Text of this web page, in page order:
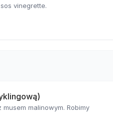
vinegrette.
malinowym. Robimy